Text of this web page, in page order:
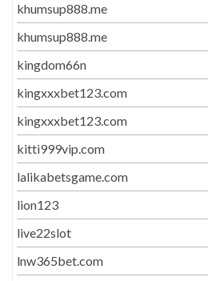
khumsup888.me
khumsup888.me
kingdom66n
kingxxxbet123.com
kingxxxbet123.com
kitti999vip.com
lalikabetsgame.com
lion123
live22slot
lnw365bet.com